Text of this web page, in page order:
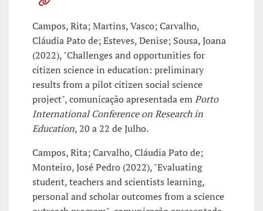
Campos, Rita; Martins, Vasco; Carvalho,
Cláudia Pato de; Esteves, Denise; Sousa, Joana
(2022), "Challenges and opportunities for
citizen science in education: preliminary
results from a pilot citizen social science
project", comunicação apresentada emPorto
International Conference on Research in
Education, 20 a 22 de Julho.
Campos, Rita; Carvalho, Cláudia Pato de;
Monteiro, José Pedro (2022), "Evaluating
student, teachers and scientists learning,
personal and scholar outcomes from a science